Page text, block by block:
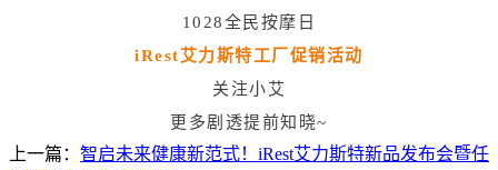
1028全民按摩日
iRest艾力斯特工厂促销活动
关注小艾
更多剧透提前知晓~
上一篇： 智启未来健康新范式！iRest艾力斯特新品发布会暨任